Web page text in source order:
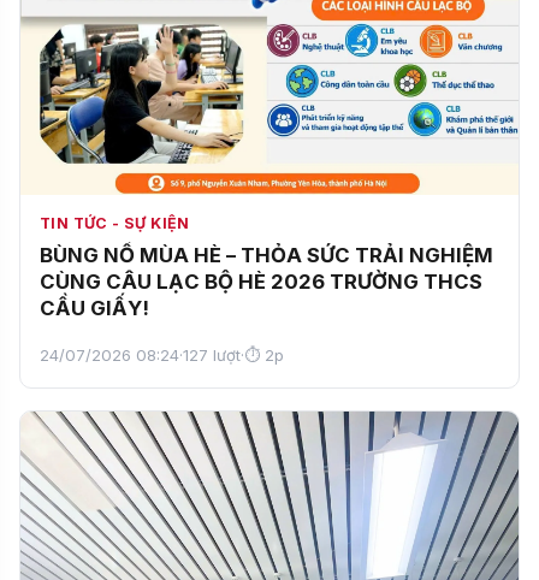
TIN TỨC - SỰ KIỆN
BÙNG NỔ MÙA HÈ – THỎA SỨC TRẢI NGHIỆM
CÙNG CÂU LẠC BỘ HÈ 2026 TRƯỜNG THCS
CẦU GIẤY!
24/07/2026 08:24·127 lượt·⏱ 2p